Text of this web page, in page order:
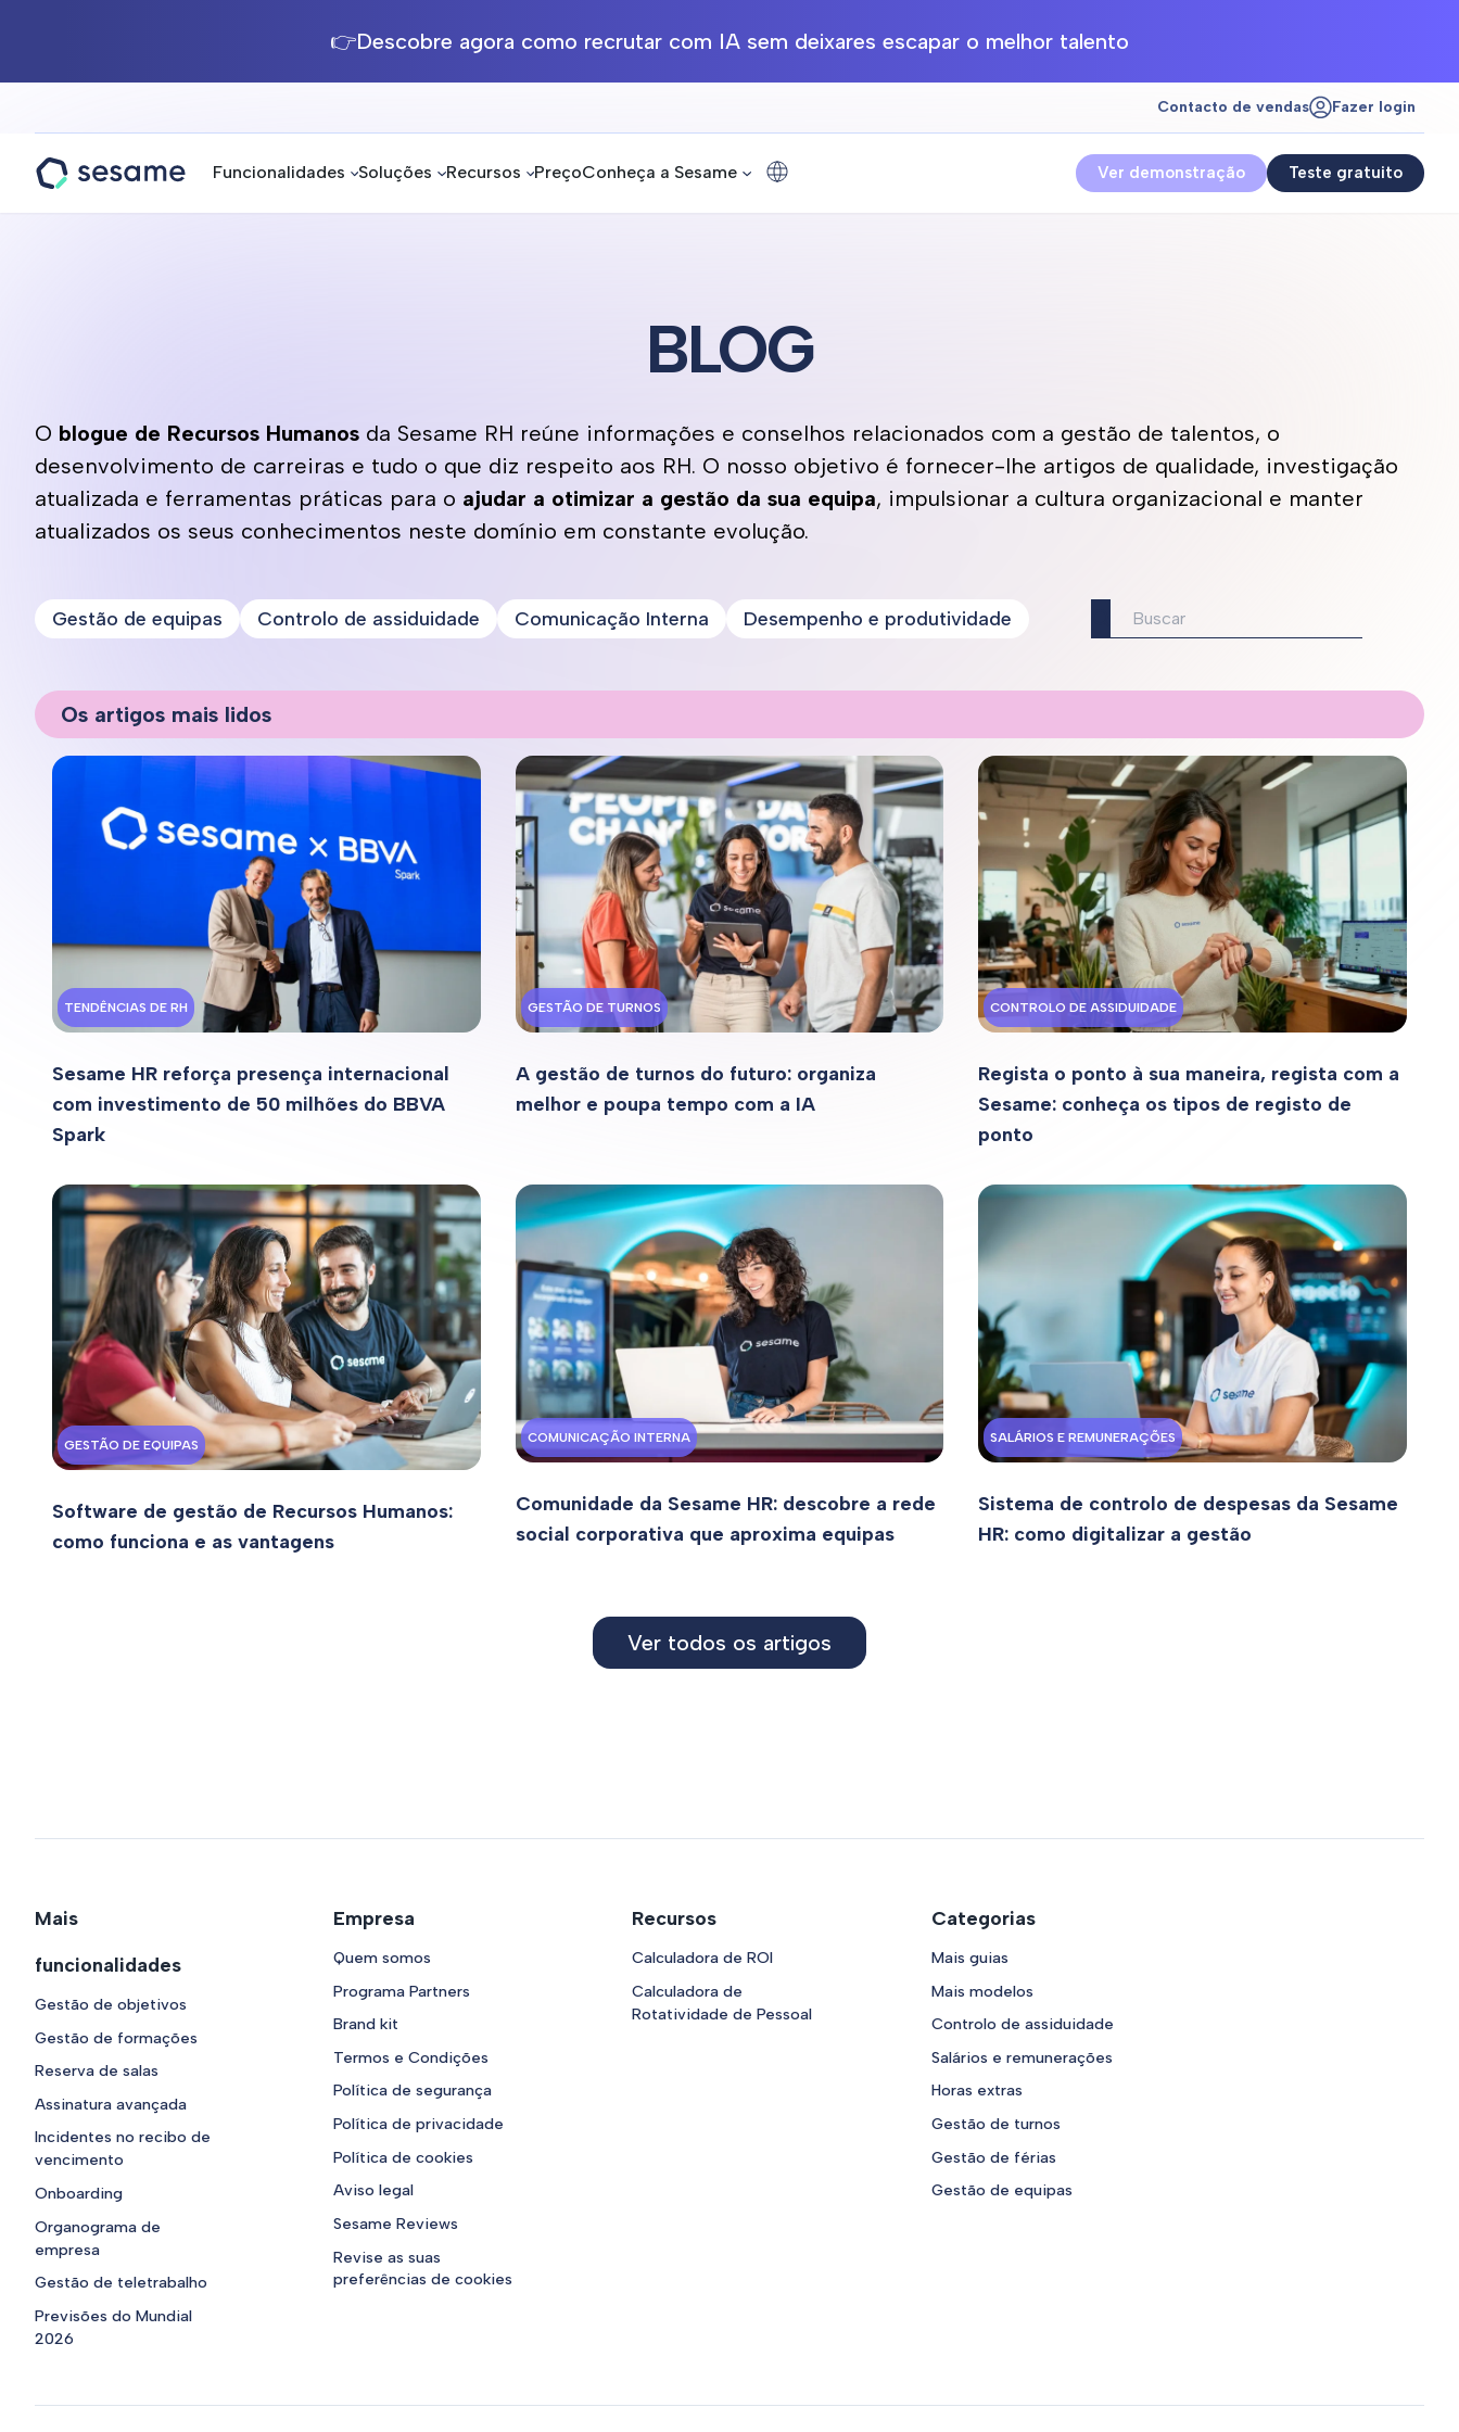
👉Descobre agora como recrutar com IA sem deixares escapar o melhor talento
Contacto de vendas Fazer login
Funcionalidades Soluções Recursos PreçoConheça a Sesame Teste gratuito
Ver demonstração
BLOG
O blogue de Recursos Humanos da Sesame RH reúne informações e conselhos relacionados com a gestão de talentos, o
desenvolvimento de carreiras e tudo o que diz respeito aos RH. O nosso objetivo é fornecer-lhe artigos de qualidade, investigação
atualizada e ferramentas práticas para o ajudar a otimizar a gestão da sua equipa, impulsionar a cultura organizacional e manter
atualizados os seus conhecimentos neste domínio em constante evolução.
Gestão de equipas Controlo de assiduidade Comunicação Interna Desempenho e produtividade
Os artigos mais lidos
TENDÊNCIAS DE RH
Sesame HR reforça presença internacional
com investimento de 50 milhões do BBVA
Spark
GESTÃO DE TURNOS
A gestão de turnos do futuro: organiza
melhor e poupa tempo com a IA
CONTROLO DE ASSIDUIDADE
Regista o ponto à sua maneira, regista com a
Sesame: conheça os tipos de registo de
ponto
GESTÃO DE EQUIPAS
Software de gestão de Recursos Humanos:
como funciona e as vantagens
COMUNICAÇÃO INTERNA
Comunidade da Sesame HR: descobre a rede
social corporativa que aproxima equipas
SALÁRIOS E REMUNERAÇÕES
Sistema de controlo de despesas da Sesame
HR: como digitalizar a gestão
Ver todos os artigos
Mais
funcionalidades
Gestão de objetivos
Gestão de formações
Reserva de salas
Assinatura avançada
Incidentes no recibo de
vencimento
Onboarding
Organograma de
empresa
Gestão de teletrabalho
Previsões do Mundial
2026
Empresa
Quem somos
Programa Partners
Brand kit
Termos e Condições
Política de segurança
Política de privacidade
Política de cookies
Aviso legal
Sesame Reviews
Revise as suas
preferências de cookies
Recursos
Calculadora de ROI
Calculadora de
Rotatividade de Pessoal
Categorias
Mais guias
Mais modelos
Controlo de assiduidade
Salários e remunerações
Horas extras
Gestão de turnos
Gestão de férias
Gestão de equipas